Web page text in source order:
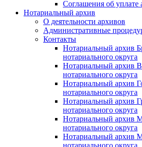
Соглашения об уплате
Нотариальный архив
О деятельности архивов
Административные
Контакты
Нотариальный архив
нотариального округа
Нотариальный архив
нотариального округа
Нотариальный архив
нотариального округа
Нотариальный архив
нотариального округа
Нотариальный архив
нотариального округа
Нотариальный архив